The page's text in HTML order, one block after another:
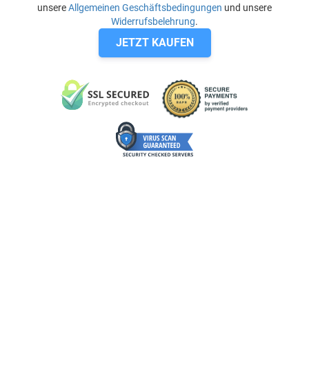
unsereAllgemeinen Geschäftsbedingungen und unsere
Widerrufsbelehrung.
JETZT KAUFEN